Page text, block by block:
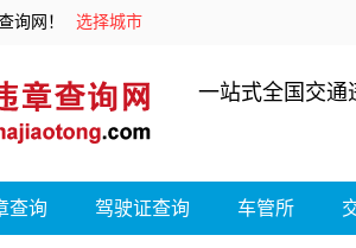
询网！ 选择城市
一站式全国交通
查询 驾驶证查询 车管所